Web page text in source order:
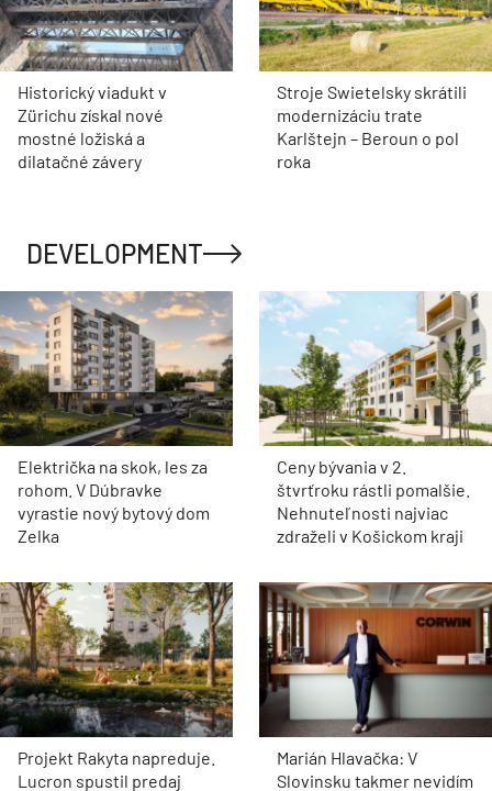
Historický viadukt v
Zürichu získal nové
mostné ložiská a
dilatačné závery
Stroje Swietelsky skrátili
modernizáciu trate
Karlštejn – Beroun o pol
roka
DEVELOPMENT
Električka na skok, les za
rohom. V Dúbravke
vyrastie nový bytový dom
Zelka
Ceny bývania v 2.
štvrťroku rástli pomalšie.
Nehnuteľnosti najviac
zdraželi v Košickom kraji
Projekt Rakyta napreduje.
Lucron spustil predaj
Marián Hlavačka: V
Slovinsku takmer nevidím